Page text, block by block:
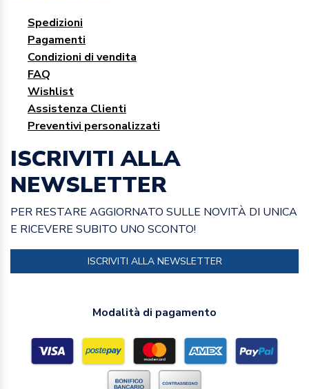
Spedizioni
Pagamenti
Condizioni di vendita
FAQ
Wishlist
Assistenza Clienti
Preventivi personalizzati
ISCRIVITI ALLA
NEWSLETTER
PER RESTARE AGGIORNATO SULLE NOVITÀ DI UNICA
E RICEVERE SUBITO UNO SCONTO!
ISCRIVITI ALLA NEWSLETTER
Modalità di pagamento